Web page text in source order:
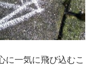
に一気に飛び込むこ